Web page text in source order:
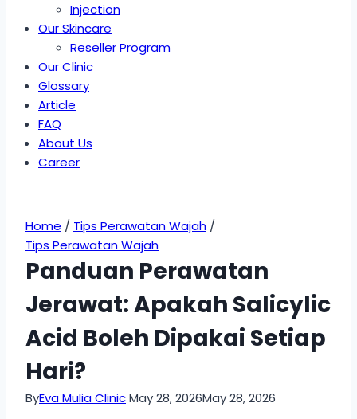
Injection
Our Skincare
Reseller Program
Our Clinic
Glossary
Article
FAQ
About Us
Career
Home / Tips Perawatan Wajah /
Tips Perawatan Wajah
Panduan Perawatan
Jerawat: Apakah Salicylic
Acid Boleh Dipakai Setiap
Hari?
ByEva Mulia ClinicMay 28, 2026May 28, 2026